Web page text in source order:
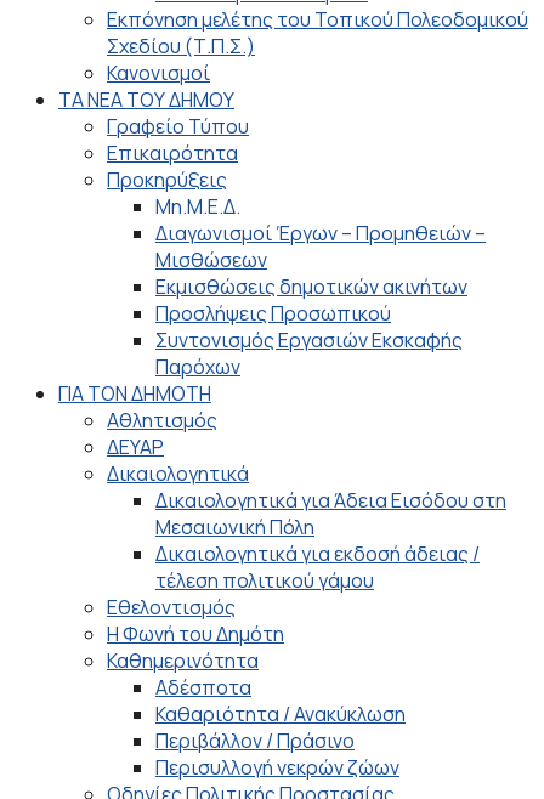
Εκπόνηση μελέτης του Τοπικού Πολεοδομικού
Σχεδίου (Τ.Π.Σ.)
Κανονισμοί
ΤΑ ΝΕΑ ΤΟΥ ΔΗΜΟΥ
Γραφείο Τύπου
Επικαιρότητα
Προκηρύξεις
Μη.Μ.Ε.Δ.
Διαγωνισμοί Έργων – Προμηθειών –
Μισθώσεων
Εκμισθώσεις δημοτικών ακινήτων
Προσλήψεις Προσωπικού
Συντονισμός Εργασιών Εκσκαφής
Παρόχων
ΓΙΑ ΤΟΝ ΔΗΜΟΤΗ
Αθλητισμός
ΔΕΥΑΡ
Δικαιολογητικά
Δικαιολογητικά για Άδεια Εισόδου στη
Μεσαιωνική Πόλη
Δικαιολογητικά για εκδοσή άδειας /
τέλεση πολιτικού γάμου
Εθελοντισμός
Η Φωνή του Δημότη
Καθημερινότητα
Αδέσποτα
Καθαριότητα / Ανακύκλωση
Περιβάλλον / Πράσινο
Περισυλλογή νεκρών ζώων
Οδηγίες Πολιτικής Προστασίας